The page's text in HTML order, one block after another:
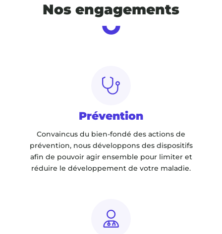
Nos engagements
Prévention
Convaincus du bien-fondé des actions de
prévention, nous développons des dispositifs
afin de pouvoir agir ensemble pour limiter et
réduire le développement de votre maladie.